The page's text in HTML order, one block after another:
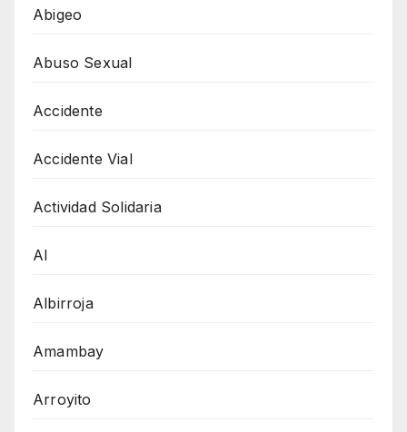
Abigeo
Abuso Sexual
Accidente
Accidente Vial
Actividad Solidaria
AI
Albirroja
Amambay
Arroyito